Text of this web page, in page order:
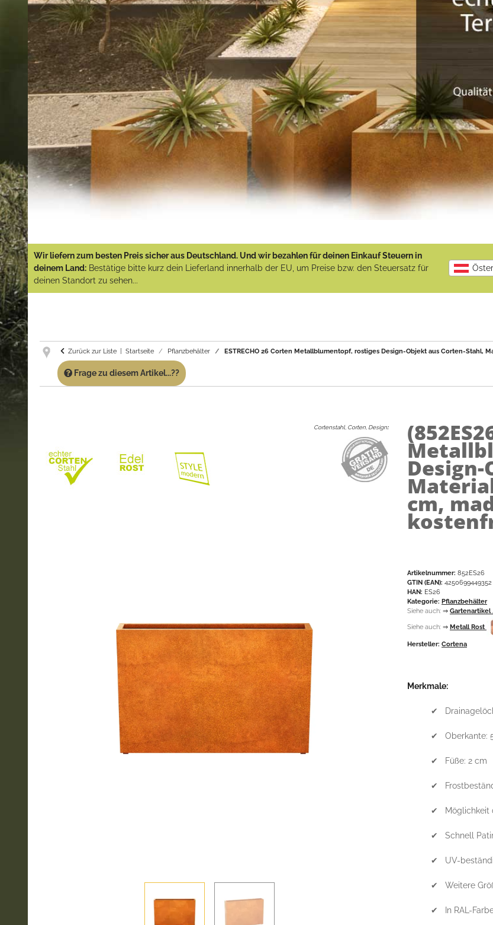
Wir liefern zum besten Preis sicher aus Deutschland. Und wir bezahlen für deinen Einkauf Steuern in
deinem Land: Bestätige bitte kurz dein Lieferland innerhalb der EU, um Preise bzw. den Steuersatz für
deinen Standort zu sehen...
Zurück zur Liste Startseite Pflanzbehälter ESTRECHO 26 Corten Metallblumentopf, rostiges Design-Objekt aus Corten-Stahl,
Frage zu diesem Artikel...??
Cortenstahl, Corten, Design:
cm,
Artikelnummer: 852ES26
GTIN (EAN): 4250699449352
HAN: ES26
Kategorie: Pflanzbehälter
Siehe auch: ⇒
Siehe auch: ⇒ Metall Rost
Hersteller: Cortena
Merkmale:
✔
✔ Oberkante:
✔ Füße: 2 cm
✔
✔ Möglichkeit
✔ Schnell
✔ UV-
✔ Weitere
✔ In RAL-